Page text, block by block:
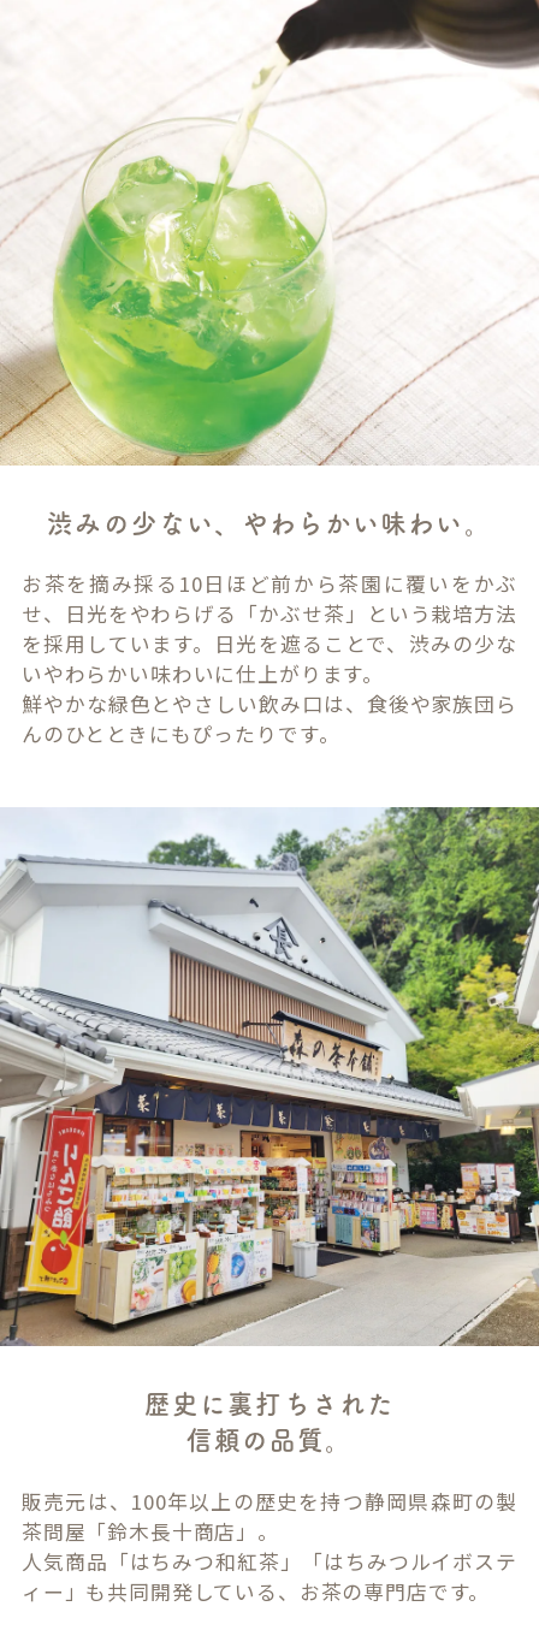
渋みの少ない、やわらかい味わい。
お茶を摘み採る10日ほど前から茶園に覆いをかぶ
せ、日光をやわらげる「かぶせ茶」という栽培方法
を採用しています。日光を遮ることで、渋みの少な
いやわらかい味わいに仕上がります。
鮮やかな緑色とやさしい飲み口は、食後や家族団ら
んのひとときにもぴったりです。
歴史に裏打ちされた
信頼の品質。
販売元は、100年以上の歴史を持つ静岡県森町の製
茶問屋「鈴木長十商店」。
人気商品「はちみつ和紅茶」「はちみつルイボステ
ィー」も共同開発している、お茶の専門店です。